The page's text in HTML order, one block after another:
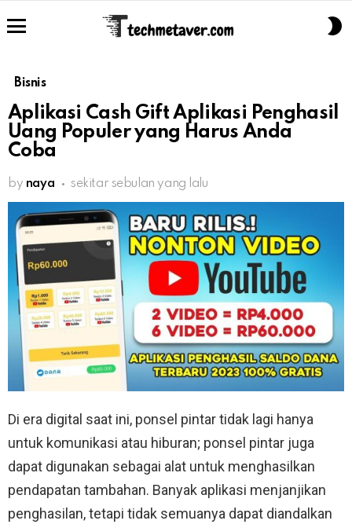
Bisnis
Aplikasi Cash Gift Aplikasi Penghasil
Uang Populer yang Harus Anda
Coba
by naya sekitar sebulan yang lalu
Di era digital saat ini, ponsel pintar tidak lagi hanya
untuk komunikasi atau hiburan; ponsel pintar juga
dapat digunakan sebagai alat untuk menghasilkan
pendapatan tambahan. Banyak aplikasi menjanjikan
penghasilan, tetapi tidak semuanya dapat diandalkan